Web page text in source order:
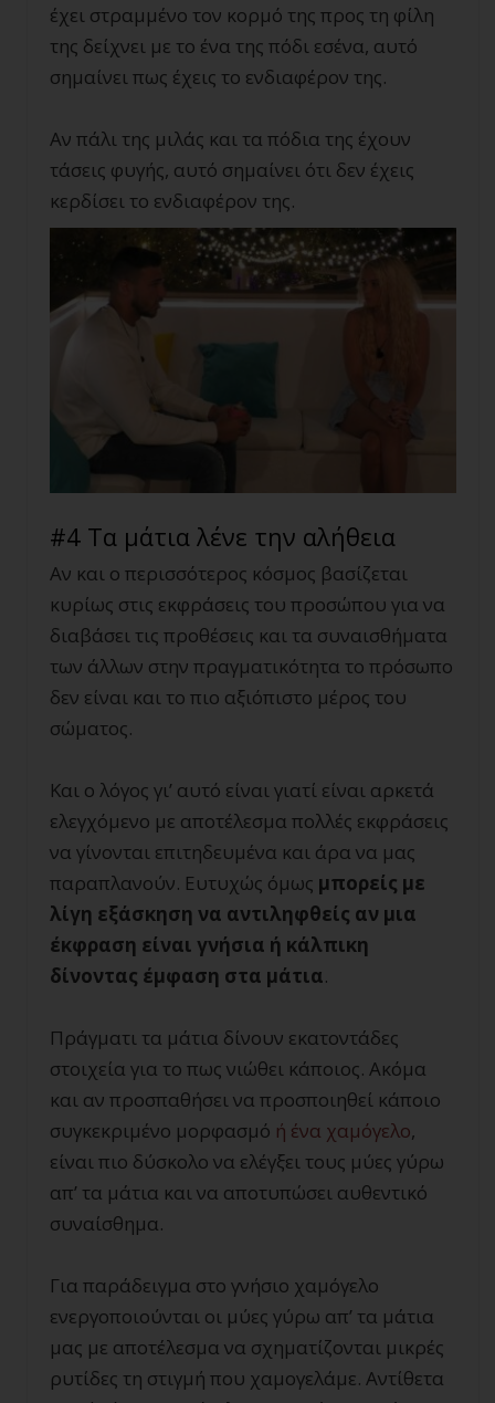
έχει στραμμένο τον κορμό της προς τη φίλη
της δείχνει με το ένα της πόδι εσένα, αυτό
σημαίνει πως έχεις το ενδιαφέρον της.
Αν πάλι της μιλάς και τα πόδια της έχουν
τάσεις φυγής, αυτό σημαίνει ότι δεν έχεις
κερδίσει το ενδιαφέρον της.
#4 Τα μάτια λένε την αλήθεια
Αν και ο περισσότερος κόσμος βασίζεται
κυρίως στις εκφράσεις του προσώπου για να
διαβάσει τις προθέσεις και τα συναισθήματα
των άλλων στην πραγματικότητα το πρόσωπο
δεν είναι και το πιο αξιόπιστο μέρος του
σώματος.
Και ο λόγος γι’ αυτό είναι γιατί είναι αρκετά
ελεγχόμενο με αποτέλεσμα πολλές εκφράσεις
να γίνονται επιτηδευμένα και άρα να μας
παραπλανούν. Ευτυχώς όμως μπορείς με
λίγη εξάσκηση να αντιληφθείς αν μια
έκφραση είναι γνήσια ή κάλπικη
δίνοντας έμφαση στα μάτια.
Πράγματι τα μάτια δίνουν εκατοντάδες
στοιχεία για το πως νιώθει κάποιος. Ακόμα
και αν προσπαθήσει να προσποιηθεί κάποιο
συγκεκριμένο μορφασμό ή ένα χαμόγελο,
είναι πιο δύσκολο να ελέγξει τους μύες γύρω
απ’ τα μάτια και να αποτυπώσει αυθεντικό
συναίσθημα.
Για παράδειγμα στο γνήσιο χαμόγελο
ενεργοποιούνται οι μύες γύρω απ’ τα μάτια
μας με αποτέλεσμα να σχηματίζονται μικρές
ρυτίδες τη στιγμή που χαμογελάμε. Αντίθετα